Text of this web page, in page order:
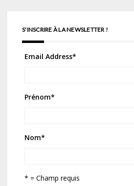
S'INSCRIRE À LA NEWSLETTER !
Email Address*
Prénom*
Nom*
* = Champ requis